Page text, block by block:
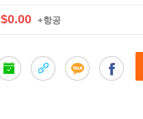
$0.00 +항공